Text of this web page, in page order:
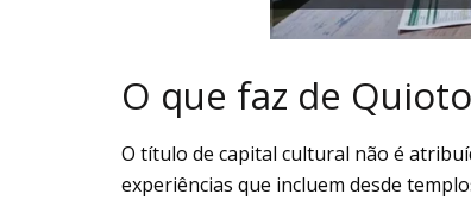
O que faz de
O título de capital cultural não é
experiências que incluem desde